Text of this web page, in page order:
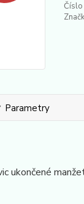
Číslo
Parametry
ukončené